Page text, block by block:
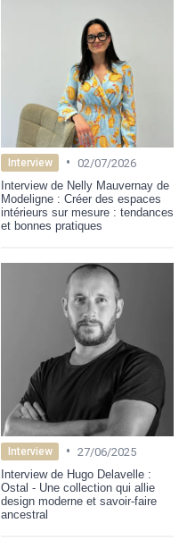
Interview • 02/07/2026
Interview de Nelly Mauvernay de
Modeligne : Créer des espaces
intérieurs sur mesure : tendances
et bonnes pratiques
Interview • 27/06/2025
Interview de Hugo Delavelle :
Ostal - Une collection qui allie
design moderne et savoir-faire
ancestral